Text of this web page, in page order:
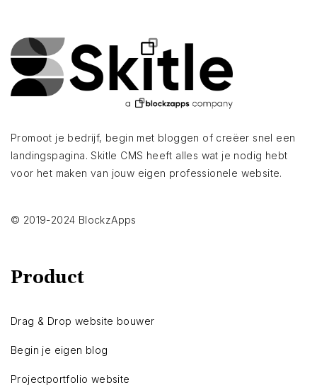
Promoot je bedrijf, begin met bloggen of creëer snel een
landingspagina. Skitle CMS heeft alles wat je nodig hebt
voor het maken van jouw eigen professionele website.
© 2019-2024 BlockzApps
Product
Drag & Drop website bouwer
Begin je eigen blog
Projectportfolio website